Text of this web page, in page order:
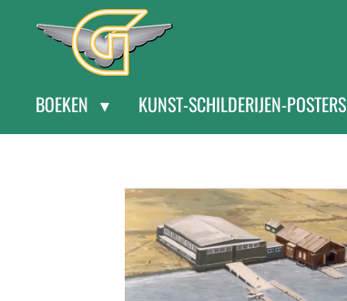
hoofdinhoud
BOEKEN KUNST-SCHILDERIJEN-POSTERS